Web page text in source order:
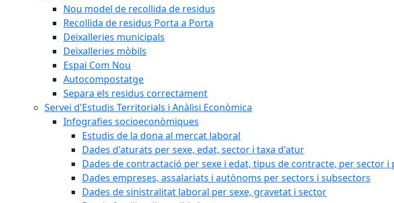
Nou model de recollida de residus
Recollida de residus Porta a Porta
Deixalleries municipals
Deixalleries mòbils
Espai Com Nou
Autocompostatge
Separa els residus correctament
Servei d'Estudis Territorials i Anàlisi Econòmica
Infografies socioeconòmiques
Estudis de la dona al mercat laboral
Dades d'aturats per sexe, edat, sector i taxa d'atur
Dades de contractació per sexe i edat, tipus de contracte, per sector i
Dades empreses, assalariats i autònoms per sectors i subsectors
Dades de sinistralitat laboral per sexe, gravetat i sector